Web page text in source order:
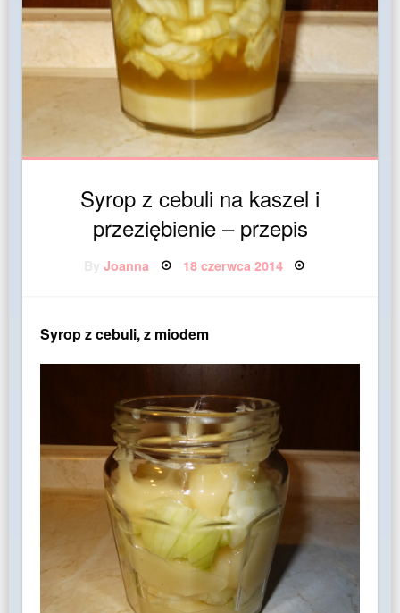
Syrop z cebuli na kaszel i
przeziębienie – przepis
ByJoanna Posted
on
18 czerwca 2014
Syrop z cebuli, z miodem